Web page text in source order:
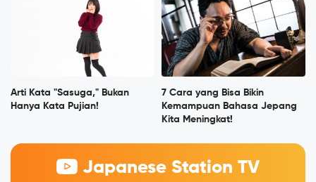
Arti Kata "Sasuga," Bukan
Hanya Kata Pujian!
7 Cara yang Bisa Bikin
Kemampuan Bahasa Jepang
Kita Meningkat!
Japanese Station TV